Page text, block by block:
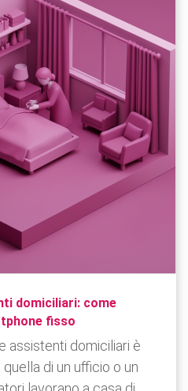
domiciliari: come
fisso
assistenti domiciliari è
di un ufficio o un